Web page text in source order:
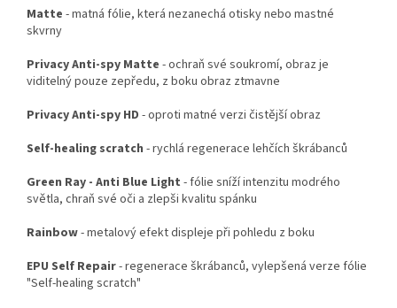
Matte - matná fólie, která nezanechá otisky nebo mastné
skvrny
Privacy Anti-spy Matte - ochraň své soukromí, obraz je
viditelný pouze zepředu, z boku obraz ztmavne
Privacy Anti-spy HD - oproti matné verzi čistější obraz
Self-healing scratch - rychlá regenerace lehčích škrábanců
Green Ray - Anti Blue Light - fólie sníží intenzitu modrého
světla, chraň své oči a zlepši kvalitu spánku
Rainbow- metalový efekt displeje při pohledu z boku
EPU Self Repair- regenerace škrábanců, vylepšená verze fólie
"Self-healing scratch"